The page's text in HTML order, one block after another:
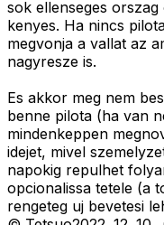
sok ellenseges
kenyes. Ha nincs
megvonja a vallat az
nagyresze is.
Es akkor meg nem
benne pilota (ha van
mindenkeppen
idejet, mivel
napokig repulhet
opcionalissa tetele (a
rengeteg uj bevetesi